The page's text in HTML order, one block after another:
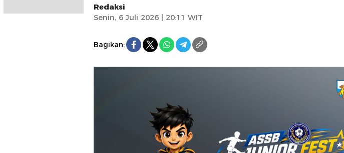
Redaksi
Senin, 6 Juli 2026 | 20:11 WIT
Bagikan: